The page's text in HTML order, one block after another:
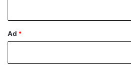
Ad *